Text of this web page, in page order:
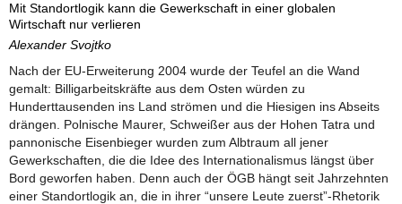
Mit Standortlogik kann die Gewerkschaft in einer globalen
Wirtschaft nur verlieren
Alexander Svojtko
Nach der EU-Erweiterung 2004 wurde der Teufel an die Wand
gemalt: Billigarbeitskräfte aus dem Osten würden zu
Hunderttausenden ins Land strömen und die Hiesigen ins Abseits
drängen. Polnische Maurer, Schweißer aus der Hohen Tatra und
pannonische Eisenbieger wurden zum Albtraum all jener
Gewerkschaften, die die Idee des Internationalismus längst über
Bord geworfen haben. Denn auch der ÖGB hängt seit Jahrzehnten
einer Standortlogik an, die in ihrer “unsere Leute zuerst”-Rhetorik